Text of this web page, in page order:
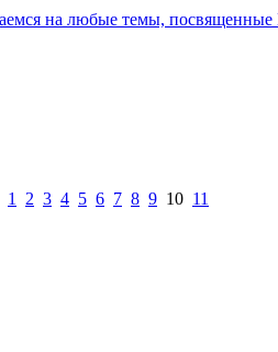
1 2 3 4 5 6 7 8 9 10 11